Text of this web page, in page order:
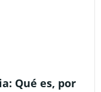
Qué es, por